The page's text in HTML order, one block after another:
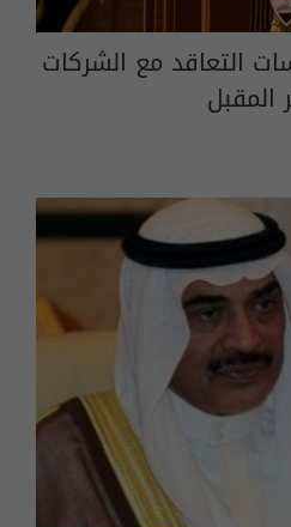
التعاقد مع الشركات
المقبل